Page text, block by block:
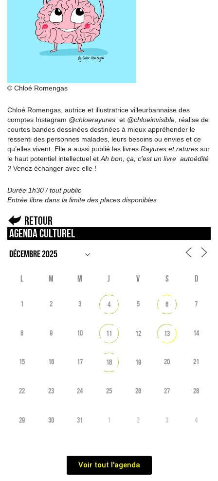
© Chloé Romengas
Chloé Romengas, autrice et illustratrice villeurbannaise des
comptes Instagram @chloerayures et @chloeinvisible , réalise de
courtes bandes dessinées destinées à mieux appréhender le
ressenti des personnes malades, leurs besoins ou envies et ce
qu’elles vivent. Elle a aussi publié les livres Rayures et ratures sur
le haut potentiel intellectuel et Ah bon, ça, c’est un livre autoédité
? Venez échanger avec elle !
Durée 1h30 / tout public
Entrée libre dans la limite des places disponibles
Retour
Agenda culturel
L M M J V S D
1 2 3 4 5 6 7
8 9 10 11 12 13 14
15 16 17 18 19 20 21
22 23 24 25 26 27 28
29 30 31 1 2 3 4
Voir tout l'agenda